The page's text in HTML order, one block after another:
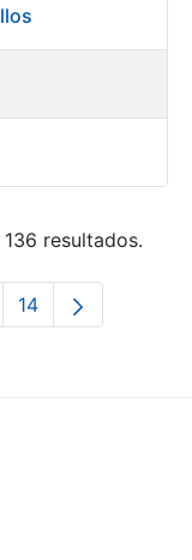
resultados.
intermedias
Página
14